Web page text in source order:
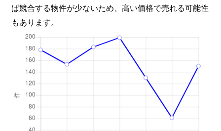
ば競合する物件が少ないため、高い価格で売れる可能性
もあります。